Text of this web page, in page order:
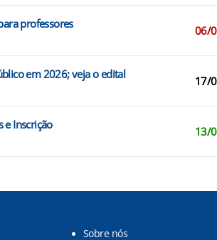
professores 06/
em 2026; veja o edital 17/
e Inscrição 13/
Sobre nós